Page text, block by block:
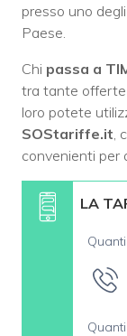
presso uno
Paese.
Chi passa a
tra tante offerte
loro potete
SOStariffe.it
convenienti per
LA